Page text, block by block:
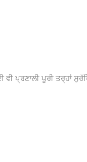
ਪ੍ਰਣਾਲੀ ਪੂਰੀ ਤਰ੍ਹਾਂ